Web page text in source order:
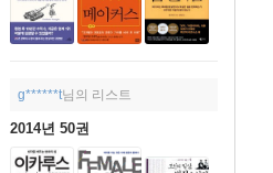
g******t님의 리스트
2014년 50권